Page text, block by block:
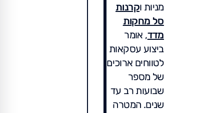
מניות וקרנות
סל מחקות
מדד, אומר
ביצוע עסקאות
לטווחים ארוכים
של מספר
שבועות רב עד
שנים. המטרה